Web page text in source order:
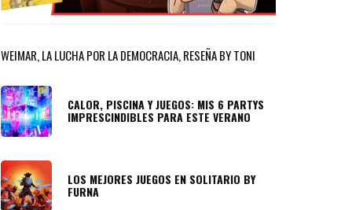
WEIMAR, LA LUCHA POR LA DEMOCRACIA, RESEÑA BY TONI
CALOR, PISCINA Y JUEGOS: MIS 6 PARTYS
IMPRESCINDIBLES PARA ESTE VERANO
LOS MEJORES JUEGOS EN SOLITARIO BY
FURNA